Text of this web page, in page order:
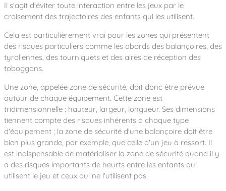
Il s'agit d'éviter toute interaction entre les jeux par le
croisement des trajectoires des enfants qui les utilisent.
Cela est particulièrement vrai pour les zones qui présentent
des risques particuliers comme les abords des balançoires, des
tyroliennes, des tourniquets et des aires de réception des
toboggans.
Une zone, appelée zone de sécurité, doit donc être prévue
autour de chaque équipement. Cette zone est
tridimensionnelle : hauteur, largeur, longueur. Ses dimensions
tiennent compte des risques inhérents à chaque type
d'équipement ; la zone de sécurité d'une balançoire doit être
bien plus grande, par exemple, que celle d'un jeu à ressort. Il
est indispensable de matérialiser la zone de sécurité quand il y
a des risques importants de heurts entre les enfants qui
utilisent le jeu et ceux qui ne l'utilisent pas.